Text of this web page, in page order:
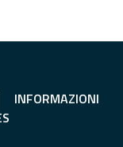
INFORMAZIONI